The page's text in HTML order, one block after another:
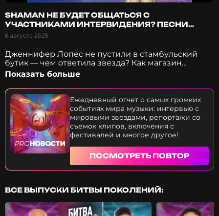
SHAMAN НЕ БУДЕТ ОБЩАТЬСЯ С
УЧАСТНИКАМИ ИНТЕРВИДЕНИЯ? ПЕСНИ
НАДЕЖДЫ КАДЫШЕВОЙ ПРИВОДЯТ К
6 августа 2025
Дженнифер Лопес не пустили в стамбульский
бутик — чем ответила звезда? Как магазин
попытался загладить промах своего охранника?
Егор Крид подкатывал к Ольге Серябкиной — с
кем из артистов встречалась певица? Ольга
Бузова готовится к свадьбе — когда роспись и
ЗАГС? Почему SHAMAN не горит желанием
знакомиться с конкурсантами «Интервидения»?
За что Григорий Лепс вытолкал тинейджера со
сцены? Эти и многие другие новости — прямо
сейчас. Приятного просмотра!
Показать больше
Ежедневный отчет о самых громких
событиях мира музыки: интервью с
мировыми звездами, репортажи со
съемок клипов, включения с
фестивалей и многое другое!
ПОСМОТРЕТЬ ПОВТОР
ВСЕ ВЫПУСКИ БИТВЫ ПОКОЛЕНИЙ: